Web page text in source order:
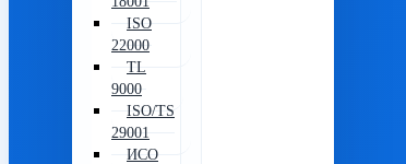
ISO
22000
TL
9000
ISO/TS
29001
ИСО